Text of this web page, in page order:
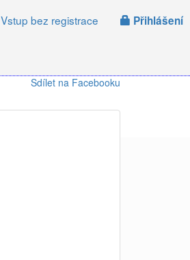
Vstup bez registrace Přihlášení
Sdílet na Facebooku